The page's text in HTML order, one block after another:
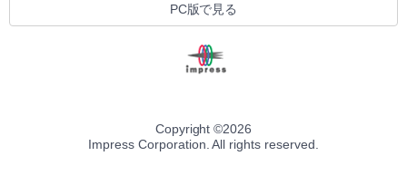
PC版で見る
Copyright ©2026
Impress Corporation. All rights reserved.